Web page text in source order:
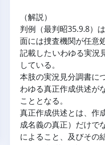
（解説）
判例（最判昭35.9.8）
面には捜査機関が任意
記載したいわゆる実況
している。
本肢の実況見分調書に
わゆる真正作成供述が
こととなる。
真正作成供述とは、作
成名義の真正）だけで
によること、及びその